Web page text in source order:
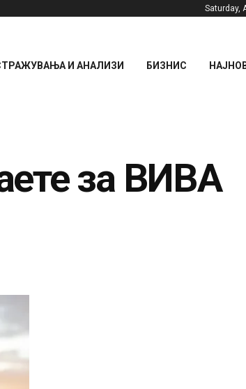
Saturday,
И АНАЛИЗИ БИЗНИС
за ВИВА